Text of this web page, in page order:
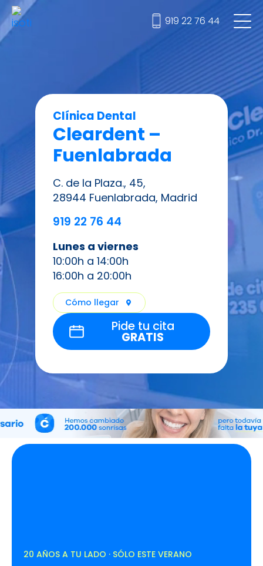
919 22 76 44
Clínica Dental
Cleardent –
Fuenlabrada
C. de la Plaza., 45,
28944 Fuenlabrada, Madrid
919 22 76 44
Lunes a viernes
10:00h a 14:00h
16:00h a 20:00h
Cómo llegar
Pide tu cita
GRATIS
20 AÑOS A TU LADO · SÓLO ESTE VERANO